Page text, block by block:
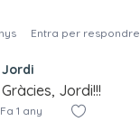
Entra per respondre
Jordi
Gràcies, Jordi!!!
Fa 1 any